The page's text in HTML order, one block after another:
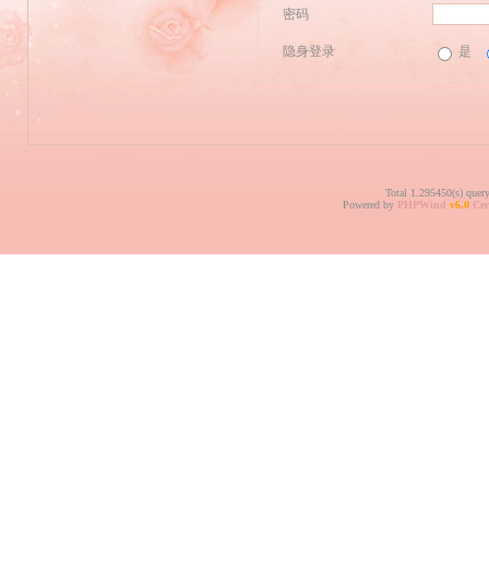
密码
隐身登录 是
Total 1.295450(s)
Powered by PHPWind v6.0